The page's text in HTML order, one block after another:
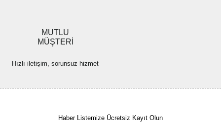
MUTLU
MÜŞTERİ
Hızlı iletişim, sorunsuz hizmet
Haber Listemize Ücretsiz Kayıt Olun